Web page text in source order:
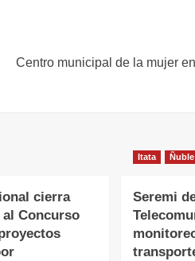
Centro municipal de la mujer
cierra
Concurso
Itata Ñuble
Seremi